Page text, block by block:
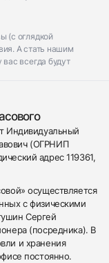
(с оглядкой
А стать нашим
всегда будут
Индивидуальный
(ОГРНИП
адрес 119361,
осуществляется
с физическими
Сергей
(посредника). В
и хранения
постоянно.